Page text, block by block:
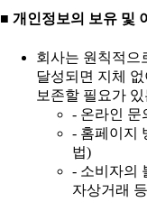
■ 개인정보의 보유 및
회사는 원칙적으
달성되면 지체
보존할 필요가
- 온라인 문
- 홈페이지
법)
- 소비자의
자상거래